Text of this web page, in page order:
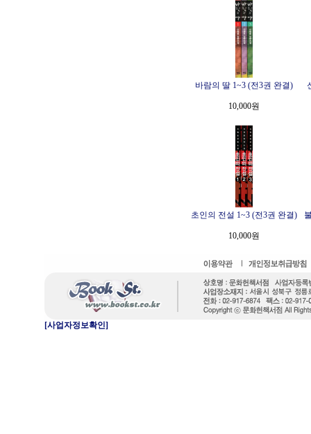
바람의 딸 1~3 (전3권 완결)
10,000원
초인의 전설 1~3 (전3권 완결)
10,000원
[사업자정보확인]